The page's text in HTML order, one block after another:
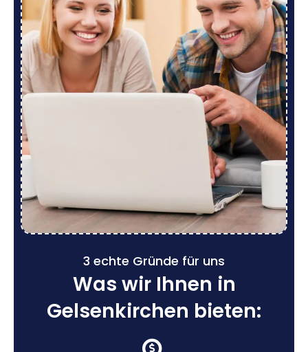
3 echte Gründe für uns
Was wir Ihnen in
Gelsenkirchen bieten: